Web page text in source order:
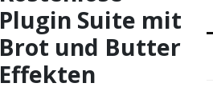
Plugin Suite mit
Brot und Butter
Effekten